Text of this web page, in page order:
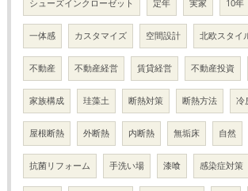
シューズインクローゼット 定年 実家 10年
一体感 カスタマイズ 空間設計 北欧スタイ
不動産 不動産経営 賃貸経営 不動産投資
家族構成 珪藻土 断熱対策 断熱方法 冷
屋根断熱 外断熱 内断熱 無垢床 自然
抗菌リフォーム 手洗い場 漆喰 感染症対策